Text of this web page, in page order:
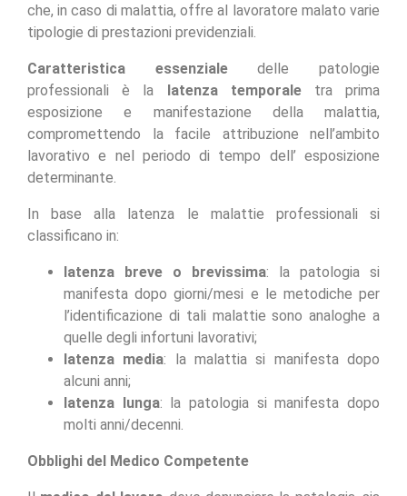
che, in caso di malattia, offre al lavoratore malato varie
tipologie di prestazioni previdenziali.
Caratteristica essenzialedelle patologie
professionali è la latenza temporaletra prima
esposizione e manifestazione della malattia,
compromettendo la facile attribuzione nell’ambito
lavorativo e nel periodo di tempo dell’ esposizione
determinante.
In base alla latenza le malattie professionali si
classificano in:
latenza breve o brevissima: la patologia si
manifesta dopo giorni/mesi e le metodiche per
l’identificazione di tali malattie sono analoghe a
quelle degli infortuni lavorativi;
latenza media: la malattia si manifesta dopo
alcuni anni;
latenza lunga: la patologia si manifesta dopo
molti anni/decenni.
Obblighi del Medico Competente